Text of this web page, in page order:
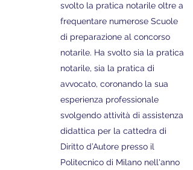
svolto la pratica notarile oltre a
frequentare numerose Scuole
di preparazione al concorso
notarile. Ha svolto sia la pratica
notarile, sia la pratica di
avvocato, coronando la sua
esperienza professionale
svolgendo attività di assistenza
didattica per la cattedra di
Diritto d’Autore presso il
Politecnico di Milano nell'anno